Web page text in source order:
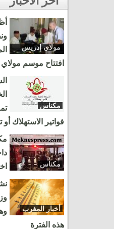
مولاي إدريس
زرهون
افتتاح موسم
مكناس
فواتير الاستهلاك
مكناس
أخبار المغرب
هذه الفترة